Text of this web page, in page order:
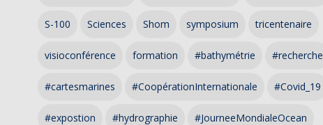
S-100 Sciences Shom symposium tricentenaire
visioconférence formation #bathymétrie #recherche
#cartesmarines #CoopérationInternationale #Covid_19
#expostion #hydrographie #JourneeMondialeOcean